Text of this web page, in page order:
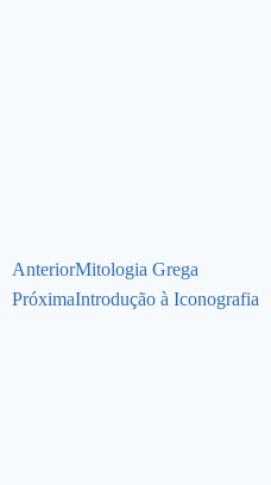
AnteriorMitologia Grega
PróximaIntrodução à Iconografia